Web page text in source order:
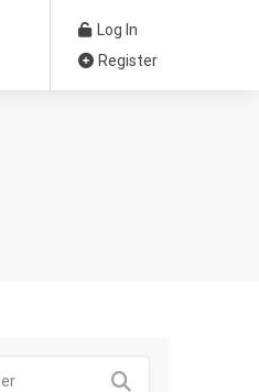
Log In
Register